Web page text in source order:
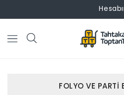
FOLYO VE PARTI